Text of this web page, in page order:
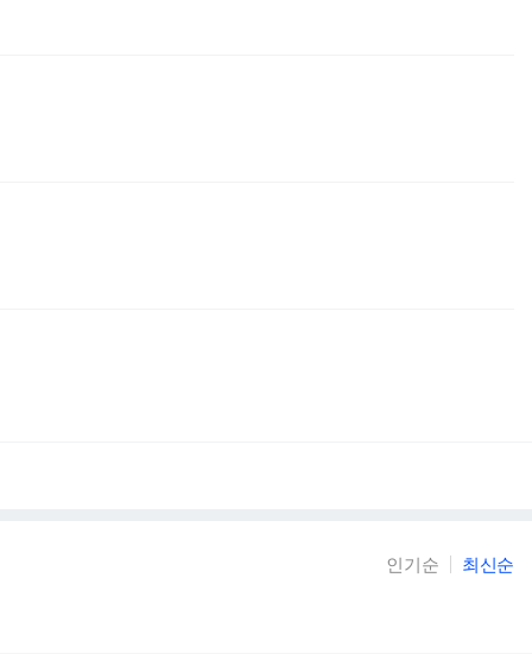
인기순 최신순